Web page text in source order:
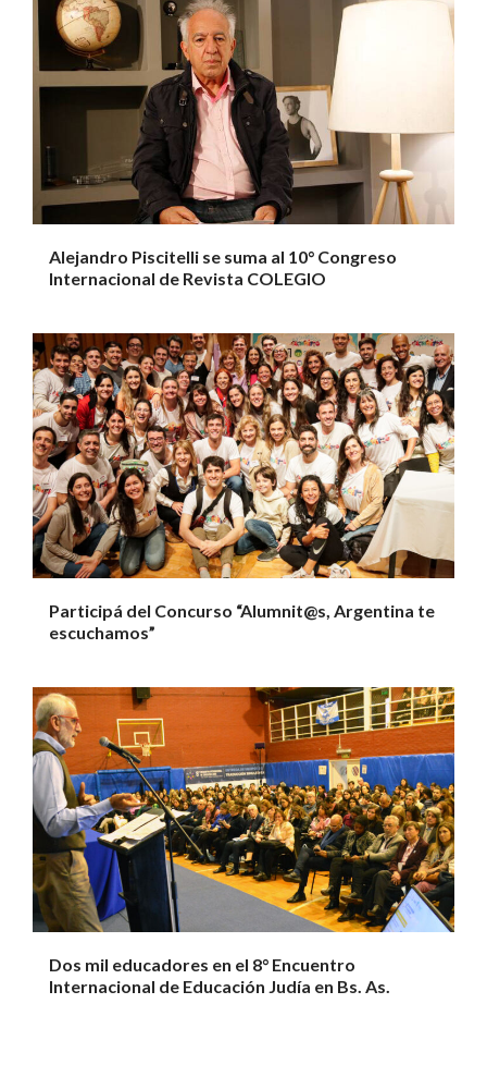
Alejandro Piscitelli se suma al 10° Congreso
Internacional de Revista COLEGIO
Participá del Concurso “Alumnit@s, Argentina te
escuchamos”
Dos mil educadores en el 8° Encuentro
Internacional de Educación Judía en Bs. As.